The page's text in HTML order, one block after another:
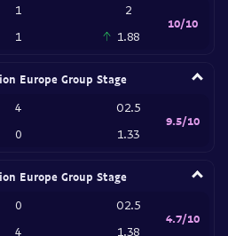
1
1
2
1.88
10/10
Europe Group Stage
4
0
O2.5
1.33
9.5/10
Europe Group Stage
0
4
O2.5
1.38
4.7/10